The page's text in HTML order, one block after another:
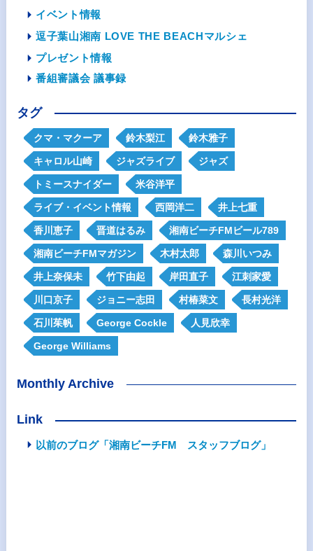
イベント情報
逗子葉山湘南 LOVE THE BEACHマルシェ
プレゼント情報
番組審議会 議事録
タグ
クマ・マクーア 鈴木梨江 鈴木雅子
キャロル山崎 ジャズライブ ジャズ
トミースナイダー 米谷洋平
ライブ・イベント情報 西岡洋二 井上七重
香川恵子 晋道はるみ 湘南ビーチFMビール789
湘南ビーチFMマガジン 木村太郎 森川いつみ
井上奈保未 竹下由起 岸田直子 江刺家愛
川口京子 ジョニー志田 村椿菜文 長村光洋
石川茱帆 George Cockle 人見欣幸
George Williams
Monthly Archive
Link
以前のブログ「湘南ビーチFM スタッフブログ」